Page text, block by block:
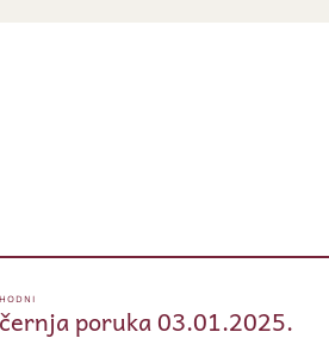
poruka 03.01.2025.